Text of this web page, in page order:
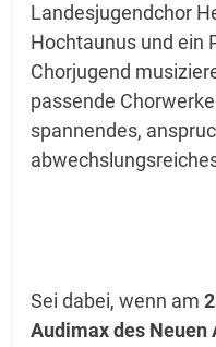
Landesjugendchor
Hochtaunus und ein
Chorjugend
passende
spannendes,
Sei dabei, wenn am
Audimax des Neuen